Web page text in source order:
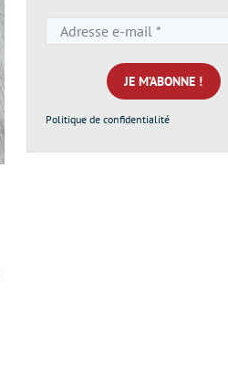
e-
mail
*
Politique de confidentialité